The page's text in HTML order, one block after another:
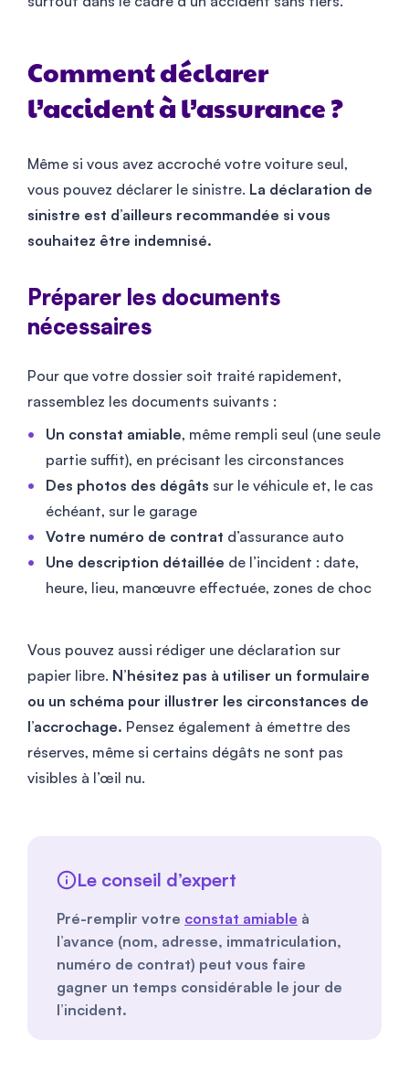
Comment déclarer
l’accident à l’assurance ?
Même si vous avez accroché votre voiture seul,
vous pouvez déclarer le sinistre. La déclaration de
sinistre est d’ailleurs recommandée si vous
souhaitez être indemnisé.
Préparer les documents
nécessaires
Pour que votre dossier soit traité rapidement,
rassemblez les documents suivants :
Un constat amiable, même rempli seul (une seule
partie suffit), en précisant les circonstances
Des photos des dégâts sur le véhicule et, le cas
échéant, sur le garage
Votre numéro de contrat d’assurance auto
Une description détaillée de l’incident : date,
heure, lieu, manœuvre effectuée, zones de choc
Vous pouvez aussi rédiger une déclaration sur
papier libre. N’hésitez pas à utiliser un formulaire
ou un schéma pour illustrer les circonstances de
l’accrochage. Pensez également à émettre des
réserves, même si certains dégâts ne sont pas
visibles à l’œil nu.
Le conseil d’expert
Pré-remplir votre constat amiable à
l’avance (nom, adresse, immatriculation,
numéro de contrat) peut vous faire
gagner un temps considérable le jour de
l’incident.